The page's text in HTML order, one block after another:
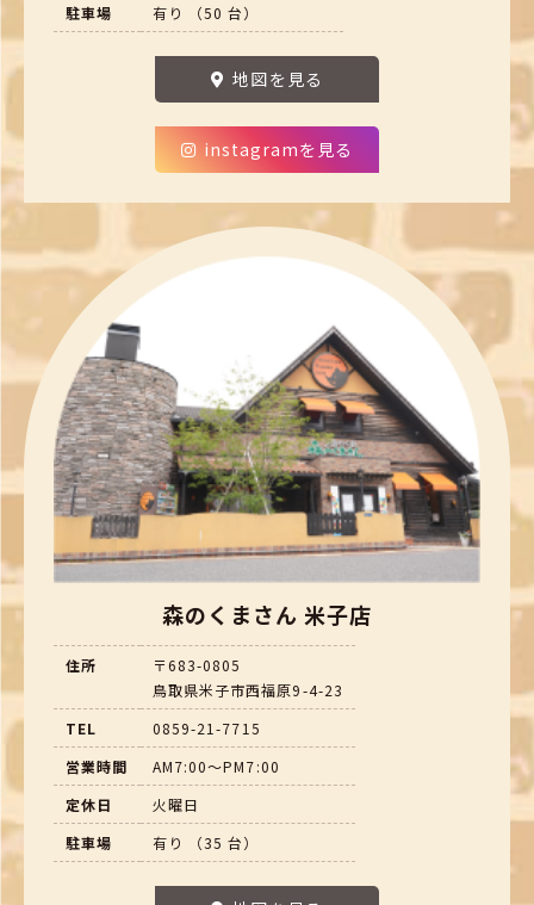
駐車場
有り （50 台）
地図を見る
instagramを見る
森のくまさん 米子店
住所
〒683-0805
鳥取県米子市西福原9-4-23
TEL
0859-21-7715
営業時間
AM7:00～PM7:00
定休日
火曜日
駐車場
有り （35 台）